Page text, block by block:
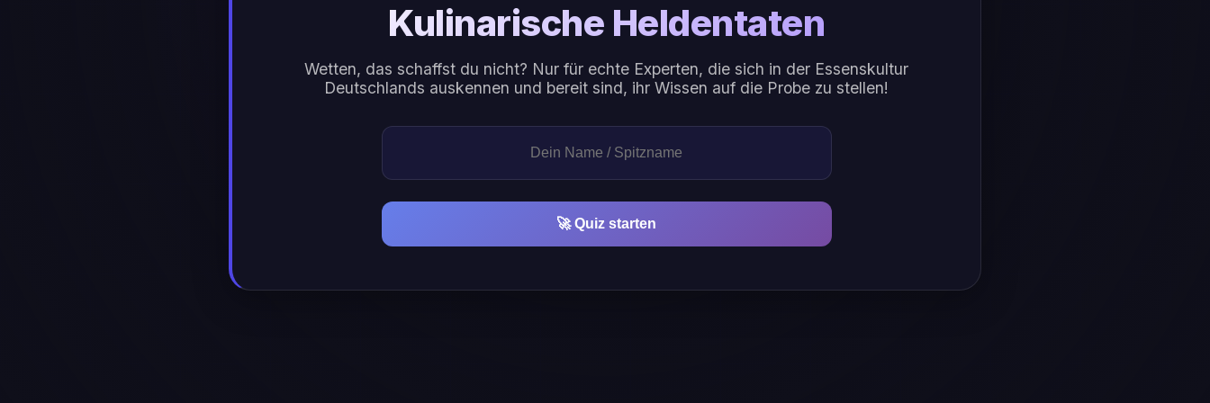
Kulinarische Heldentaten
Wetten, das schaffst du nicht? Nur für echte Experten, die sich in der Essenskultur
Deutschlands auskennen und bereit sind, ihr Wissen auf die Probe zu stellen!
🚀 Quiz starten